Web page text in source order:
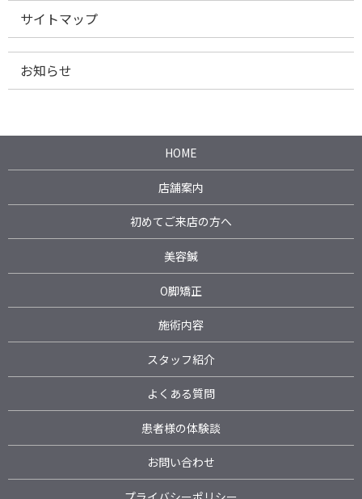
サイトマップ
お知らせ
HOME
店舗案内
初めてご来店の方へ
美容鍼
O脚矯正
施術内容
スタッフ紹介
よくある質問
患者様の体験談
お問い合わせ